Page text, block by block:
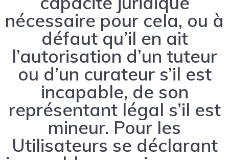
nécessaire pour cela, ou à
défaut qu’il en ait
l’autorisation d’un tuteur
ou d’un curateur s’il est
incapable, de son
représentant légal s’il est
mineur. Pour les
Utilisateurs se déclarant